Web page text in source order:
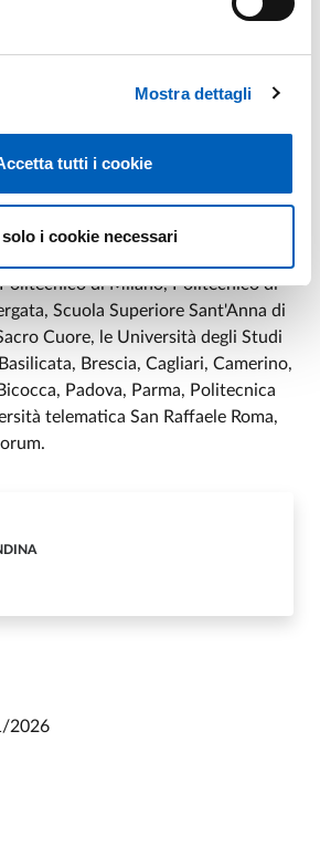
Mostra dettagli
tutti i cookie
solo i cookie necessari
e vincitrici sarà affidata a un
del premio e presieduto da
di Bologna),Emiliana De
Frey (Scuola superiore Sant’Anna).
Carli che ne è promotrice, ad oggi
altri22 Atenei: Bocconi di
di Milano, Politecnico di
Scuola Superiore Sant'Anna di
Cuore, le Università degli Studi
Brescia, Cagliari, Camerino,
Padova, Parma, Politecnica
telematica San Raffaele Roma,
2026